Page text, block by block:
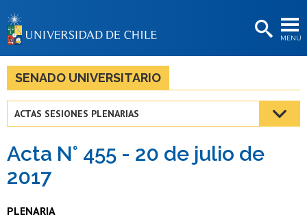
MENÚ
BIBLIOTECAS
LA UNIVERSIDAD
Estudiantes
Académicas/os
SENADO UNIVERSITARIO
ACTAS SESIONES PLENARIAS
Acta N° 455 - 20 de julio de
2017
PLENARIA